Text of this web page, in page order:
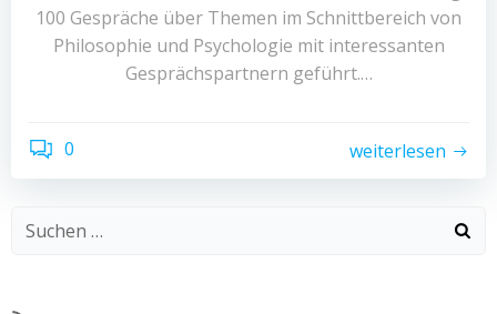
100 Gespräche über Themen im Schnittbereich von
Philosophie und Psychologie mit interessanten
Gesprächspartnern geführt.…
0 weiterlesen